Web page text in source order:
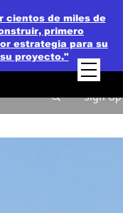
cientos de miles de
primero
estrategia para su
proyecto."
Sign Up